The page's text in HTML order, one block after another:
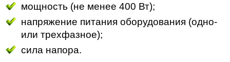
мощность (не менее 400 Вт);
напряжение питания оборудования (одно-
или трехфазное);
сила напора.